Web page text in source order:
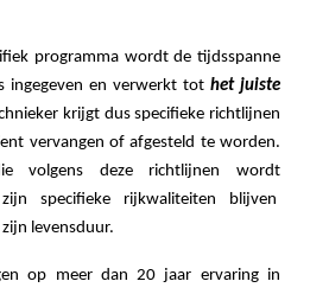
programma wordt de tijdsspanne
ingegeven en verwerkt tot het juiste
krijgt dus specifieke richtlijnen
vervangen of afgesteld te worden.
volgens deze richtlijnen wordt
specifieke rijkwaliteiten blijven
levensduur.
op meer dan 20 jaar ervaring in